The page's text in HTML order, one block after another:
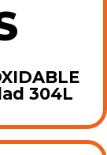
304L